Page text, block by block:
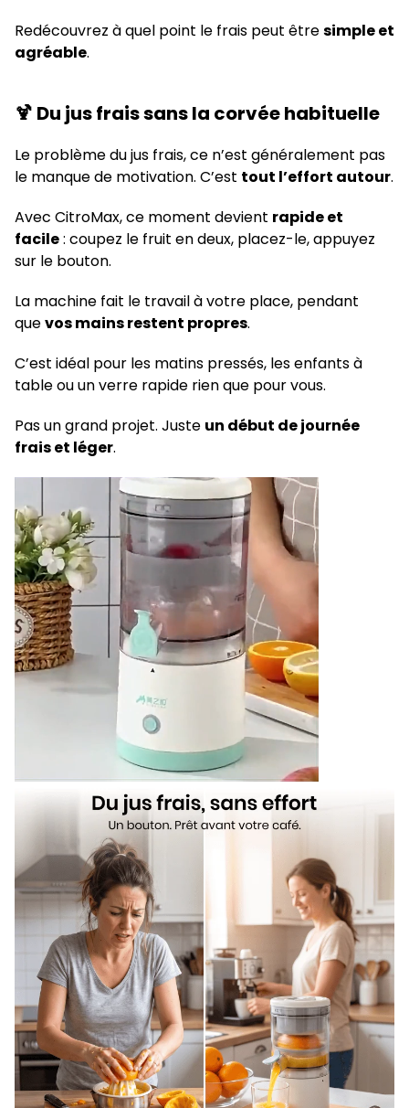
Redécouvrez à quel point le frais peut êtresimple et
agréable.
🍹 Du jus frais sans la corvée habituelle
Le problème du jus frais, ce n’est généralement pas
le manque de motivation. C’est tout l’effort autour.
Avec CitroMax, ce moment devient rapide et
facile: coupez le fruit en deux, placez-le, appuyez
sur le bouton.
La machine fait le travail à votre place, pendant
quevos mains restent propres.
C’est idéal pour les matins pressés, les enfants à
table ou un verre rapide rien que pour vous.
Pas un grand projet. Juste un début de journée
frais et léger.